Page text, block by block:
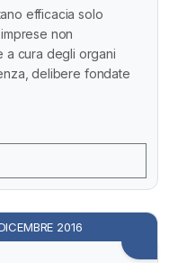
efficacia solo
non
a cura degli organi
delibere fondate
2016